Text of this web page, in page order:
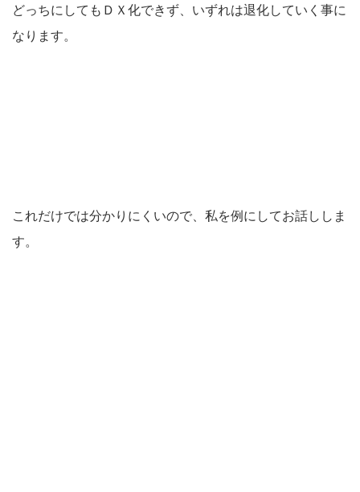
どっちにしてもＤＸ化できず、いずれは退化していく事に
なります。
これだけでは分かりにくいので、私を例にしてお話ししま
す。